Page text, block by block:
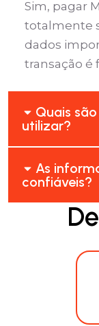
Sim, pagar
totalmente
dados
transação é
Quais
utilizar?
As
confiáveis?